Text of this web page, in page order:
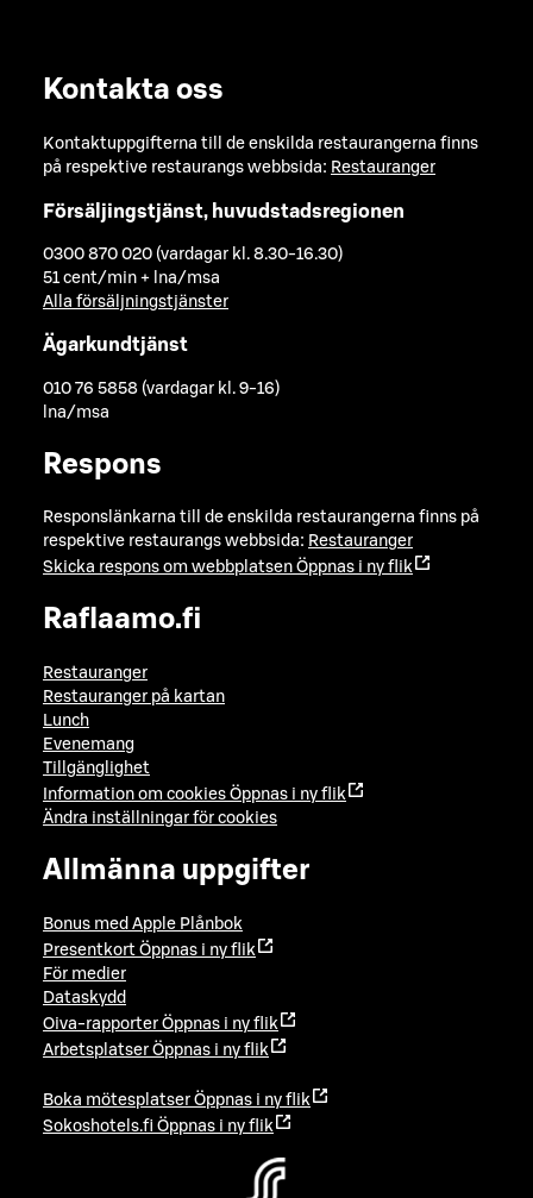
Kontakta oss
Kontaktuppgifterna till de enskilda restaurangerna finns
på respektive restaurangs webbsida: Restauranger
Försäljingstjänst, huvudstadsregionen
0300 870 020 (vardagar kl. 8.30-16.30)
51 cent/min + lna/msa
Alla försäljningstjänster
Ägarkundtjänst
010 76 5858 (vardagar kl. 9-16)
lna/msa
Respons
Responslänkarna till de enskilda restaurangerna finns på
respektive restaurangs webbsida: Restauranger
Skicka respons om webbplatsen Öppnas i ny flik
Raflaamo.fi
Restauranger
Restauranger på kartan
Lunch
Evenemang
Tillgänglighet
Information om cookies Öppnas i ny flik
Ändra inställningar för cookies
Allmänna uppgifter
Bonus med Apple Plånbok
Presentkort Öppnas i ny flik
För medier
Dataskydd
Oiva-rapporter Öppnas i ny flik
Arbetsplatser Öppnas i ny flik
Boka mötesplatser Öppnas i ny flik
Sokoshotels.fi Öppnas i ny flik